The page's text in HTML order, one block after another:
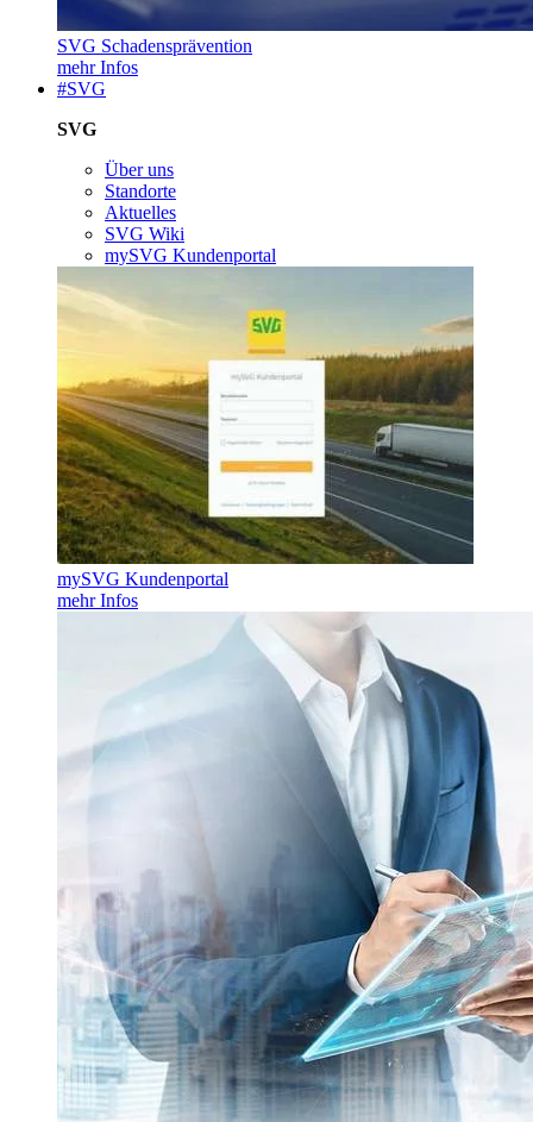
SVG Schadensprävention
mehr Infos
#SVG
SVG
Über uns
Standorte
Aktuelles
SVG Wiki
mySVG Kundenportal
mySVG Kundenportal
mehr Infos